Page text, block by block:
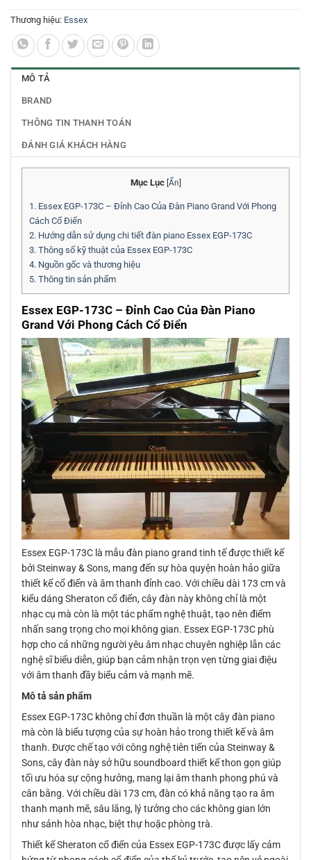
Thương hiệu: Essex
MÔ TẢ
BRAND
THÔNG TIN THANH TOÁN
ĐÁNH GIÁ KHÁCH HÀNG
Mục Lục [Ẩn]
1. Essex EGP-173C – Đỉnh Cao Của Đàn Piano Grand Với Phong
Cách Cổ Điển
2. Hướng dẫn sử dụng chi tiết đàn piano Essex EGP-173C
3. Thông số kỹ thuật của Essex EGP-173C
4. Nguồn gốc và thương hiệu
5. Thông tin sản phẩm
Essex EGP-173C – Đỉnh Cao Của Đàn Piano
Grand Với Phong Cách Cổ Điển
Essex EGP-173C là mẫu đàn piano grand tinh tế được thiết kế
bởi Steinway & Sons, mang đến sự hòa quyện hoàn hảo giữa
thiết kế cổ điển và âm thanh đỉnh cao. Với chiều dài 173 cm và
kiểu dáng Sheraton cổ điển, cây đàn này không chỉ là một
nhạc cụ mà còn là một tác phẩm nghệ thuật, tạo nên điểm
nhấn sang trọng cho mọi không gian. Essex EGP-173C phù
hợp cho cả những người yêu âm nhạc chuyên nghiệp lẫn các
nghệ sĩ biểu diễn, giúp bạn cảm nhận trọn vẹn từng giai điệu
với âm thanh đầy biểu cảm và mạnh mẽ.
Mô tả sản phẩm
Essex EGP-173C không chỉ đơn thuần là một cây đàn piano
mà còn là biểu tượng của sự hoàn hảo trong thiết kế và âm
thanh. Được chế tạo với công nghệ tiên tiến của Steinway &
Sons, cây đàn này sở hữu soundboard thiết kế thon gọn giúp
tối ưu hóa sự cộng hưởng, mang lại âm thanh phong phú và
cân bằng. Với chiều dài 173 cm, đàn có khả năng tạo ra âm
thanh mạnh mẽ, sâu lắng, lý tưởng cho các không gian lớn
như sảnh hòa nhạc, biệt thự hoặc phòng trà.
Thiết kế Sheraton cổ điển của Essex EGP-173C được lấy cảm